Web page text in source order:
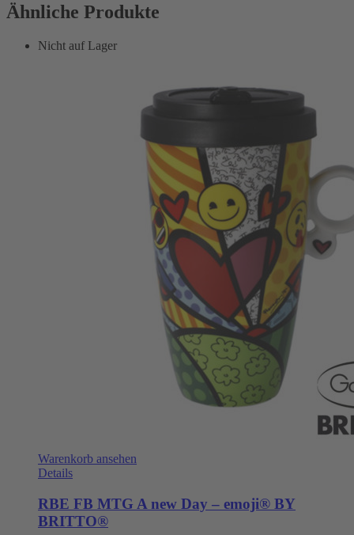
Ähnliche Produkte
Nicht auf Lager
Warenkorb ansehen
Details
RBE FB MTG A new Day – emoji® BY
BRITTO®